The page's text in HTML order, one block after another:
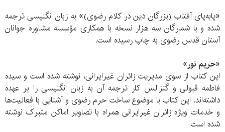
«پا‌به‌پای آفتاب (بزرگان دین در کلام رضوی)» به زبان انگليسی ترجمه
شده و با شمارگان سه هزار نسخه با همكاری مؤسسه مشاوره جوانان
آستان قدس رضوی به چاپ رسيده است.
«حریم نور»
این کتاب از سوی مدیریت زائران غیرایرانی، نوشته شده است و سیده
فاطمه قبولی و گنزالس کار ترجمه آن به زبان انگلیسی را بر عهده
داشته‌اند. این کتاب با موضوع ساخت حرم رضوی و آشنایی با فعالیت‌ها
و خدمات ویژه زائران غیرایرانی همراه با تصاویر اماکن متبرک نوشته
شده است.